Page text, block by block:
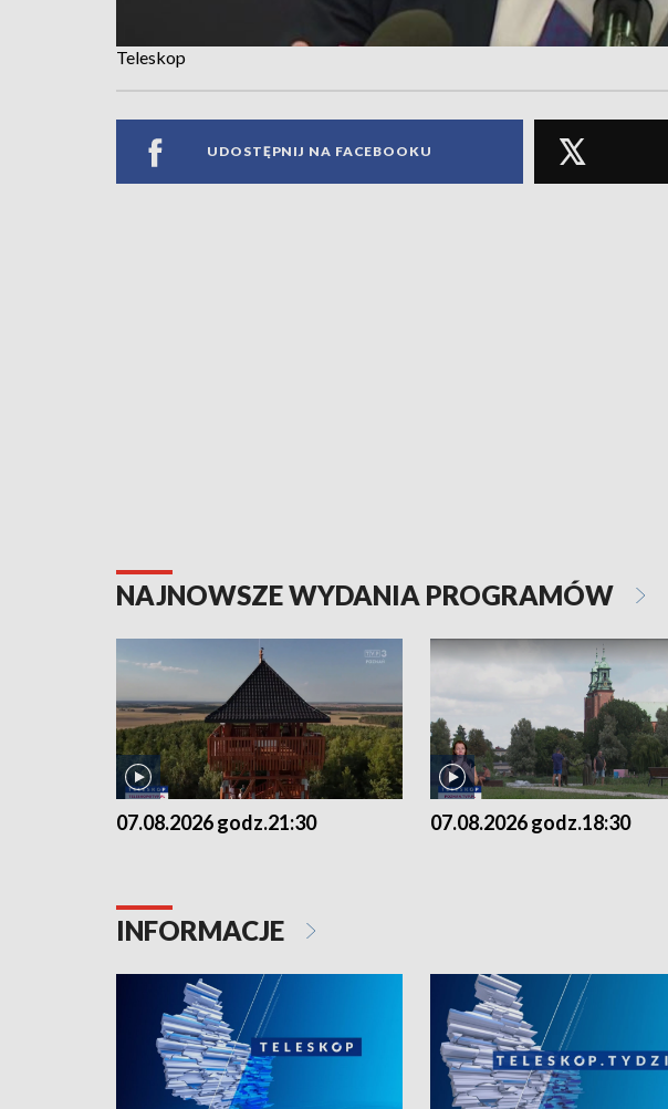
Teleskop
UDOSTĘPNIJ NA FACEBOOKU
NAJNOWSZE WYDANIA PROGRAMÓW
07.08.2026 godz.21:30 07.08.2026 godz.18:30
INFORMACJE